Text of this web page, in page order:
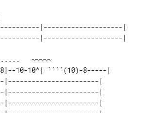
|14-14
7----7|
|--------------------|
10-10^| ````(10)-8-----|
|-----------------------|
|-----------------------|
|-----------------------|